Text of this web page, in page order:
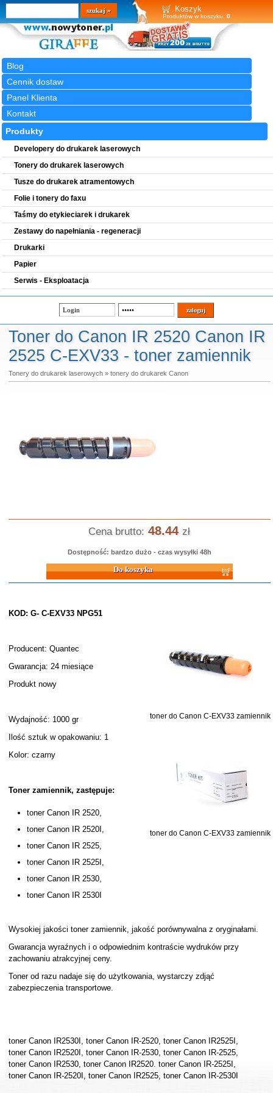
Koszyk
Produktów w koszyku: 0
Blog
Cennik dostaw
Panel Klienta
Kontakt
Wyszukiwarka
szukaj
Produkty
Developery do drukarek laserowych
Tonery do drukarek laserowych
Tusze do drukarek atramentowych
Folie i tonery do faxu
Taśmy do etykieciarek i drukarek
Zestawy do napełniania - regeneracji
Drukarki
Papier
Serwis - Eksploatacja
Toner do Canon IR 2520 Canon IR
2525 C-EXV33 - toner zamiennik
Tonery do drukarek laserowych» tonery do drukarek Canon
Cena brutto: 48.44 zł
Dostępność: bardzo dużo - czas wysyłki 48h
Do koszyka
toner do Canon C-EXV33 zamiennik
toner do Canon C-EXV33 zamiennik
KOD: G- C-EXV33 NPG51
Producent: Quantec
Gwarancja: 24 miesiące
Produkt nowy
Wydajność: 1000 gr
Ilość sztuk w opakowaniu: 1
Kolor: czarny
Toner zamiennik, zastępuje:
toner Canon IR 2520,
toner Canon IR 2520I,
toner Canon IR 2525,
toner Canon IR 2525I,
toner Canon IR 2530,
toner Canon IR 2530I
Wysokiej jakości toner zamiennik, jakość porównywalna z oryginałami.
Gwarancja wyraźnych i o odpowiednim kontraście wydruków przy
zachowaniu atrakcyjnej ceny.
Toner od razu nadaje się do użytkowania, wystarczy zdjąć
zabezpieczenia transportowe.
toner Canon IR2530I, toner Canon IR-2520, toner Canon IR2525I,
toner Canon IR2520I, toner Canon IR-2530, toner Canon IR-2525,
toner Canon IR2530, toner Canon IR2520. toner Canon IR-2525I,
toner Canon IR-2520I, toner Canon IR2525, toner Canon IR-2530I